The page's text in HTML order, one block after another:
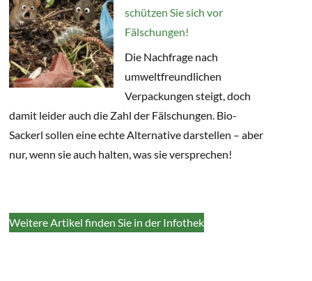
schützen Sie sich vor
Fälschungen!
Die Nachfrage nach
umweltfreundlichen
Verpackungen steigt, doch
damit leider auch die Zahl der Fälschungen. Bio-
Sackerl sollen eine echte Alternative darstellen – aber
nur, wenn sie auch halten, was sie versprechen!
Weitere Artikel finden Sie in der Infothek